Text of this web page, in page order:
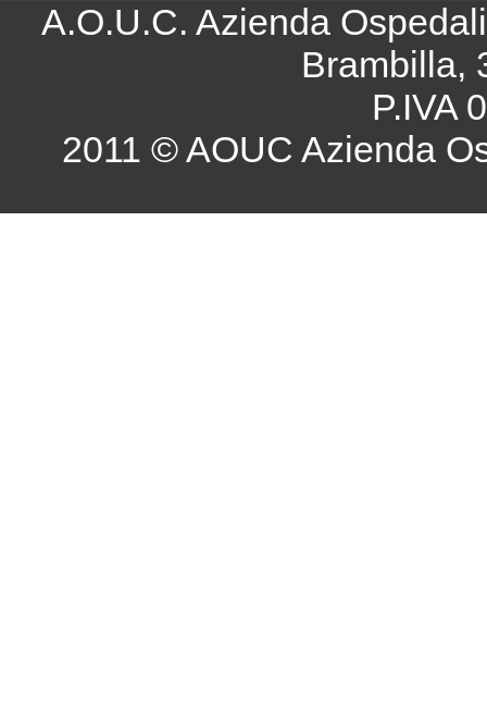
A.O.U.C. Azienda
Brambilla,
P.IVA
2011 © AOUC Azienda